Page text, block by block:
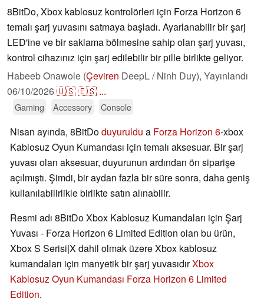
8BitDo, Xbox kablosuz kontrolörleri için Forza Horizon 6
temalı şarj yuvasını satmaya başladı. Ayarlanabilir bir şarj
LED'ine ve bir saklama bölmesine sahip olan şarj yuvası,
kontrol cihazınız için şarj edilebilir bir pille birlikte geliyor.
Habeeb Onawole (Çeviren DeepL / Ninh Duy), Yayınlandı
06/10/2026🇺🇸🇪🇸 ...
Gaming Accessory Console
Nisan ayında, 8BitDoduyuruldu a Forza Horizon 6-xbox
Kablosuz Oyun Kumandası için temalı aksesuar. Bir şarj
yuvası olan aksesuar, duyurunun ardından ön siparişe
açılmıştı. Şimdi, bir aydan fazla bir süre sonra, daha geniş
kullanılabilirlikle birlikte satın alınabilir.
Resmi adı 8BitDo Xbox Kablosuz Kumandaları için Şarj
Yuvası - Forza Horizon 6 Limited Edition olan bu ürün,
Xbox S Serisi|X dahil olmak üzere Xbox kablosuz
kumandaları için manyetik bir şarj yuvasıdırXbox
Kablosuz Oyun Kumandası Forza Horizon 6 Limited
Edition.